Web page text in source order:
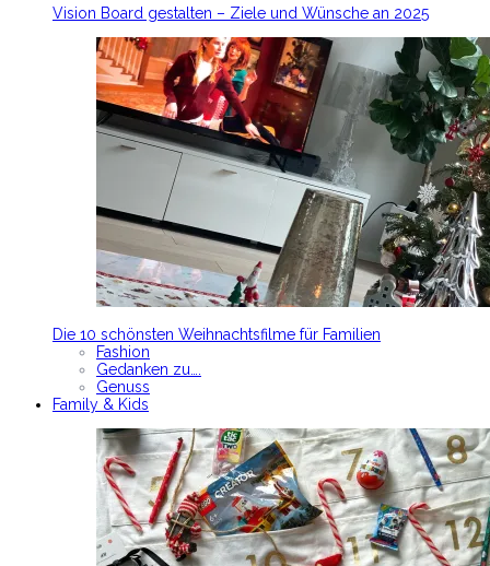
Vision Board gestalten – Ziele und Wünsche an 2025
Die 10 schönsten Weihnachtsfilme für Familien
Fashion
Gedanken zu….
Genuss
Family & Kids